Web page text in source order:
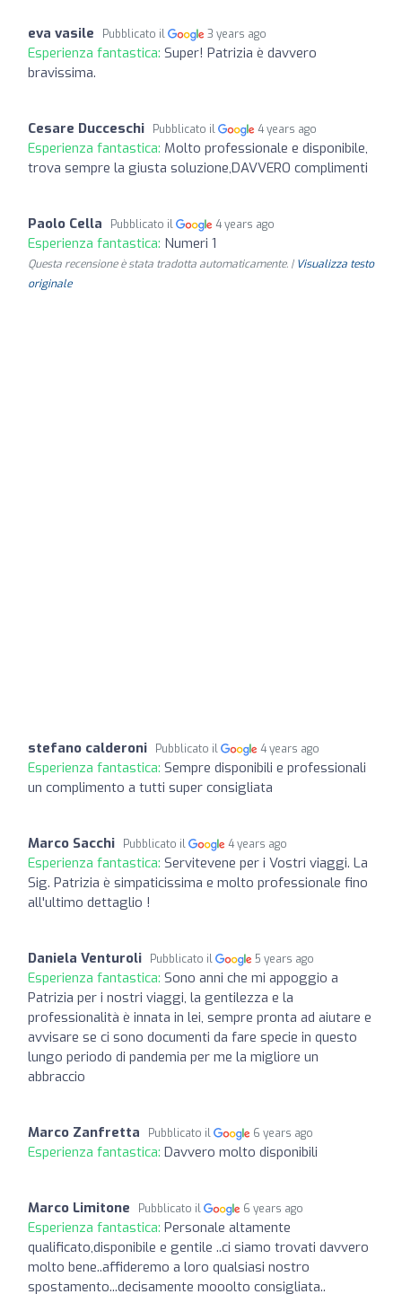
eva vasile Pubblicato il 3 years ago
Esperienza fantastica: Super! Patrizia è davvero
bravissima.
Cesare Ducceschi Pubblicato il 4 years ago
Esperienza fantastica: Molto professionale e disponibile,
trova sempre la giusta soluzione,DAVVERO complimenti
Paolo Cella Pubblicato il 4 years ago
Esperienza fantastica: Numeri 1
Questa recensione è stata tradotta automaticamente. | Visualizza testo
originale
stefano calderoni Pubblicato il 4 years ago
Esperienza fantastica: Sempre disponibili e professionali
un complimento a tutti super consigliata
Marco Sacchi Pubblicato il 4 years ago
Esperienza fantastica: Servitevene per i Vostri viaggi. La
Sig. Patrizia è simpaticissima e molto professionale fino
all'ultimo dettaglio !
Daniela Venturoli Pubblicato il 5 years ago
Esperienza fantastica: Sono anni che mi appoggio a
Patrizia per i nostri viaggi, la gentilezza e la
professionalità è innata in lei, sempre pronta ad aiutare e
avvisare se ci sono documenti da fare specie in questo
lungo periodo di pandemia per me la migliore un
abbraccio
Marco Zanfretta Pubblicato il 6 years ago
Esperienza fantastica: Davvero molto disponibili
Marco Limitone Pubblicato il 6 years ago
Esperienza fantastica: Personale altamente
qualificato,disponibile e gentile ..ci siamo trovati davvero
molto bene..affideremo a loro qualsiasi nostro
spostamento...decisamente mooolto consigliata..